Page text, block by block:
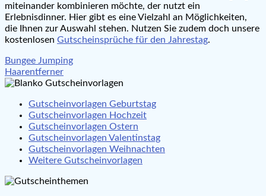
miteinander kombinieren möchte, der nutzt ein
Erlebnisdinner. Hier gibt es eine Vielzahl an Möglichkeiten,
die Ihnen zur Auswahl stehen. Nutzen Sie zudem doch unsere
kostenlosen Gutscheinsprüche für den Jahrestag.
Beitragsnavigation
Bungee Jumping
Haarentferner
Gutscheinvorlagen Geburtstag
Gutscheinvorlagen Hochzeit
Gutscheinvorlagen Ostern
Gutscheinvorlagen Valentinstag
Gutscheinvorlagen Weihnachten
Weitere Gutscheinvorlagen